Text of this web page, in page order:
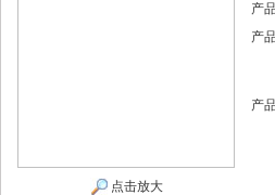
点击放大
产
产
产